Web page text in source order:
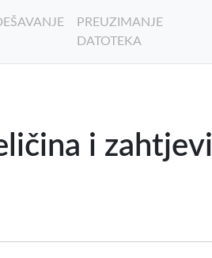
PREUZIMANJE
DATOTEKA
i zahtjevi